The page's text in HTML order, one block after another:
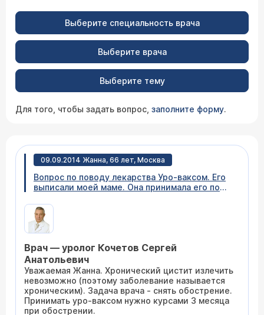
Выберите специальность врача
Выберите врача
Выберите тему
Для того, чтобы задать вопрос, заполните форму.
09.09.2014 Жанна, 66 лет, Москва
Вопрос по поводу лекарства Уро-ваксом. Его
выписали моей маме. Она принимала его по
перерыв. У мамы существенные улучшения, но
до конца хронический цистит не излечен. Как
это лекарство принимать далее? И не вредно
любой ответ.
Врач — уролог Кочетов Сергей
Анатольевич
Уважаемая Жанна. Хронический цистит излечить
невозможно (поэтому заболевание называется
хроническим). Задача врача - снять обострение.
Принимать уро-ваксом нужно курсами 3 месяца
при обострении.